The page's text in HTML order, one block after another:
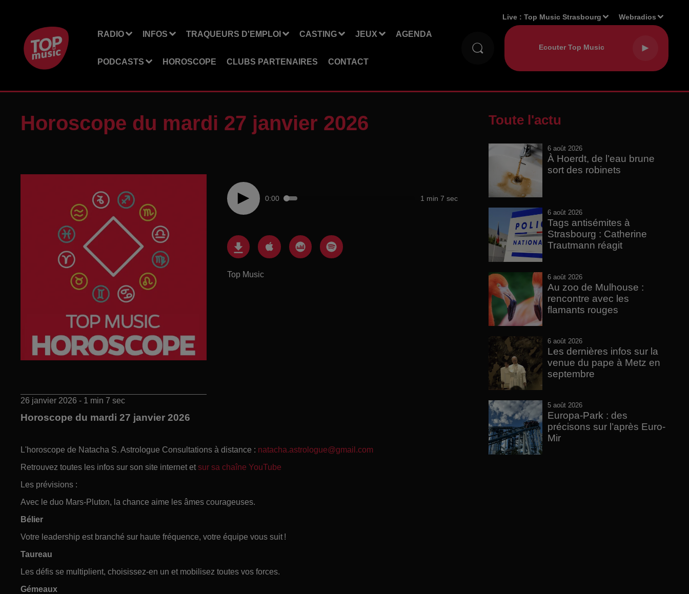
RADIO INFOS TRAQUEURS D'EMPLOI CASTING JEUX AGENDA
PODCASTS HOROSCOPE CLUBS PARTENAIRES CONTACT
Live :Top Music Strasbourg Webradios
Horoscope du mardi 27 janvier 2026
0:00 1 min 7 sec
Top Music
26 janvier 2026 - 1 min 7 sec
Horoscope du mardi 27 janvier 2026
L'horoscope de Natacha S. Astrologue Consultations à distance : natacha.astrologue@gmail.com
Retrouvez toutes les infos sur son site internet et sur sa chaîne YouTube
Les prévisions :
Avec le duo Mars-Pluton, la chance aime les âmes courageuses.
Bélier
Votre leadership est branché sur haute fréquence, votre équipe vous suit !
Taureau
Les défis se multiplient, choisissez-en un et mobilisez toutes vos forces.
Gémeaux
Toute l'actu
6 août 2026
À Hoerdt, de l’eau brune
sort des robinets
6 août 2026
Tags antisémites à
Strasbourg : Catherine
Trautmann réagit
6 août 2026
Au zoo de Mulhouse :
rencontre avec les
flamants rouges
6 août 2026
Les dernières infos sur la
venue du pape à Metz en
septembre
5 août 2026
Europa-Park : des
précisons sur l’après Euro-
Mir